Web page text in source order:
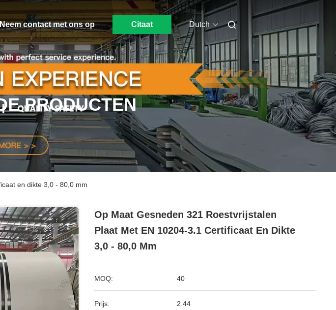
contact met ons op Citaat Dutch
PRODUCTEN
en dikte 3,0 - 80,0 mm
Op Maat Gesneden 321 Roestvrijstalen
Plaat Met EN 10204-3.1 Certificaat En Dikte
3,0 - 80,0 Mm
MOQ: 40
Prijs: 2.44